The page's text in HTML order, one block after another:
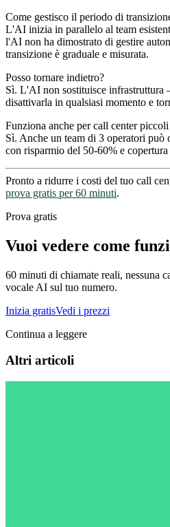
Come gestisco il periodo di
L'AI inizia in parallelo al team
l'AI non ha dimostrato di gestire
transizione è graduale e misurata.
Posso tornare indietro?
Sì. L'AI non sostituisce infrastruttura
disattivarla in qualsiasi momento e
Funziona anche per call center
Sì. Anche un team di 3 operatori può
con risparmio del 50-60% e
Pronto a ridurre i costi del tuo call
prova gratis per 60 minuti.
Prova gratis
Vuoi vedere come
60 minuti di chiamate reali, nessuna
vocale AI sul tuo numero.
Inizia gratisVedi i prezzi
Continua a leggere
Altri articoli